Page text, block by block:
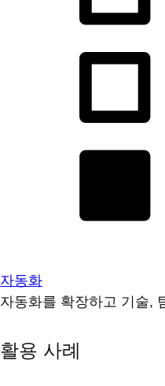
자동화
자동화를 확장하고 기술,
활용 사례